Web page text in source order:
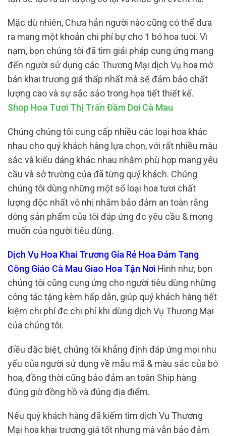
Mặc dù nhiên, Chưa hẳn người nào cũng có thể đưa
ra mang một khoản chi phí bự cho 1 bó hoa tuoi. Vì
nạm, bọn chúng tôi đã tìm giải pháp cung ứng mang
đến người sử dụng các Thương Mại dịch Vụ hoa mở
bán khai trương giá thấp nhất mà sẽ đảm bảo chất
lượng cao và sự sắc sảo trong họa tiết thiết kế.
Shop Hoa Tươi Thị Trấn Đầm Dơi Cà Mau
Chúng chúng tôi cung cấp nhiều các loại hoa khác
nhau cho quý khách hàng lựa chọn, với rất nhiều màu
sắc và kiểu dáng khác nhau nhằm phù hợp mang yêu
cầu và sở trường của đã từng quý khách. Chúng
chúng tôi dùng những một số loại hoa tươi chất
lượng độc nhất vô nhị nhằm bảo đảm an toàn rằng
dòng sản phẩm của tôi đáp ứng đc yêu cầu & mong
muốn của người tiêu dùng.
Dịch Vụ Hoa Khai Trương Gía Rẻ Hoa Đám Tang
Công Giáo Cà Mau Giao Hoa Tận Nơi Hình như, bọn
chúng tôi cũng cung ứng cho người tiêu dùng những
công tác tặng kèm hấp dẫn, giúp quý khách hàng tiết
kiệm chi phí đc chi phí khi dùng dịch Vụ Thương Mại
của chúng tôi.
điều đặc biệt, chúng tôi khẳng định đáp ứng mọi nhu
yếu của người sử dụng về mẫu mã & màu sắc của bó
hoa, đồng thời cũng bảo đảm an toàn Ship hàng
đúng giờ đồng hồ và đúng địa điểm.
Nếu quý khách hàng đã kiếm tìm dịch Vụ Thương
Mại hoa khai trương giá tốt nhưng mà vẫn bảo đảm